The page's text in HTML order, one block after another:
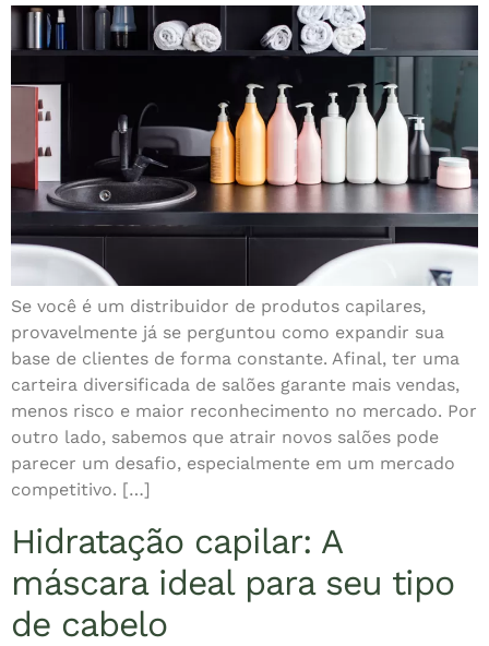
Se você é um distribuidor de produtos capilares,
provavelmente já se perguntou como expandir sua
base de clientes de forma constante. Afinal, ter uma
carteira diversificada de salões garante mais vendas,
menos risco e maior reconhecimento no mercado. Por
outro lado, sabemos que atrair novos salões pode
parecer um desafio, especialmente em um mercado
competitivo. […]
Hidratação capilar: A
máscara ideal para seu tipo
de cabelo